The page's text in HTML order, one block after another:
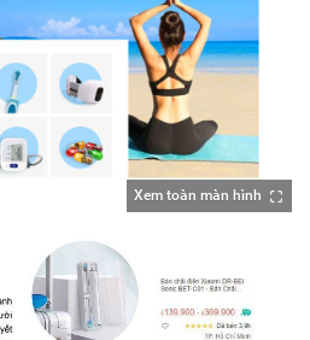
Xem toàn màn hình